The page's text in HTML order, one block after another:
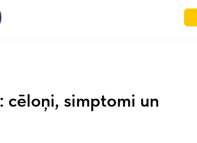
cēloņi, simptomi un